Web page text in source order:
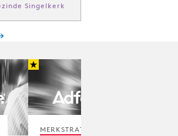
Singelkerk
MERKSTRATEGIE